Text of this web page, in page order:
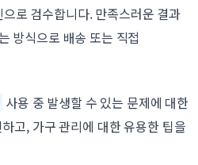
로 검수합니다. 만족스러운 결과
방식으로 배송 또는 직접
사용 중 발생할 수 있는 문제에 대한
고, 가구 관리에 대한 유용한 팁을